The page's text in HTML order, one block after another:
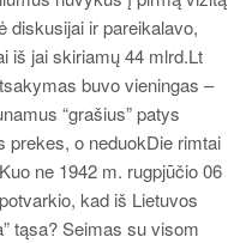
diskusijai ir pareikalavo,
iš jai skiriamų 44 mlrd.Lt
buvo vieningas –
“grašius” patys
prekes, o neduokDie rimtai
ne 1942 m. rugpjūčio 06
kad iš Lietuvos
tąsa? Seimas su visom